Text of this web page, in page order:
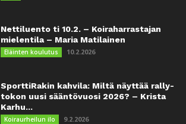
Nettiluento ti 10.2. – Koiraharrastajan
mielentila – Maria Matilainen
Eläinten koulutus 10.2.2026
SporttiRakin kahvila: Miltä näyttää rally-
tokon uusi sääntövuosi 2026? – Krista
Karhu...
Koiraurheilun ilo 9.2.2026